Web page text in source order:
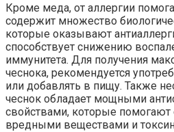
Кроме меда, от аллергии
содержит множество
которые оказывают
способствует снижению
иммунитета. Для получения
чеснока, рекомендуется
или добавлять в пищу. Также
чеснок обладает мощными
свойствами, которые помогают
вредными веществами и